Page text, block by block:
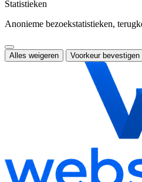
Statistieken
Anonieme bezoekstatistieken,
Alles weigeren Voorkeur bevestigen